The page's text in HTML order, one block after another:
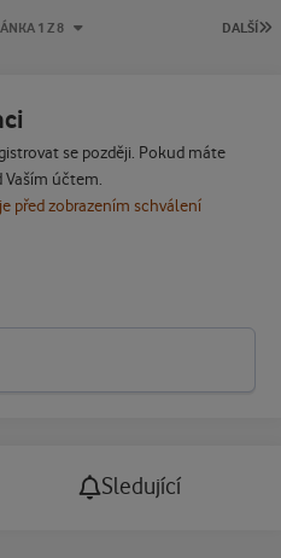
DALŠÍ
1 Z 8
se později. Pokud máte
Vaším účtem.
před zobrazením schválení
Sledující